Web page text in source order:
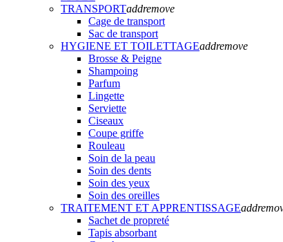
TRANSPORTaddremove
Cage de transport
Sac de transport
HYGIENE ET TOILETTAGEaddremove
Brosse & Peigne
Shampoing
Parfum
Lingette
Serviette
Ciseaux
Coupe griffe
Rouleau
Soin de la peau
Soin des dents
Soin des yeux
Soin des oreilles
TRAITEMENT ET APPRENTISSAGEadd
Sachet de propreté
Tapis absorbant